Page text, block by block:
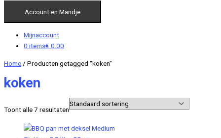
Account en Mandje
Mijnaccount
0 items€ 0.00
Home / Producten getagged “koken”
koken
Toont alle 7 resultaten